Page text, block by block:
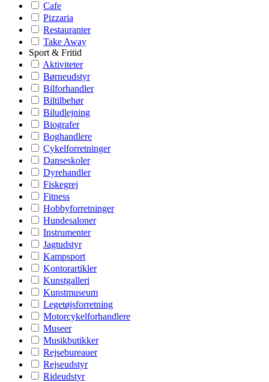
Cafe
Pizzaria
Restauranter
Take Away
Sport & Fritid
Aktiviteter
Børneudstyr
Bilforhandler
Biltilbehør
Biludlejning
Biografer
Boghandlere
Cykelforretninger
Danseskoler
Dyrehandler
Fiskegrej
Fitness
Hobbyforretninger
Hundesaloner
Instrumenter
Jagtudstyr
Kampsport
Kontorartikler
Kunstgalleri
Kunstmuseum
Legetøjsforretning
Motorcykelforhandlere
Museer
Musikbutikker
Rejsebureauer
Rejseudstyr
Rideudstyr